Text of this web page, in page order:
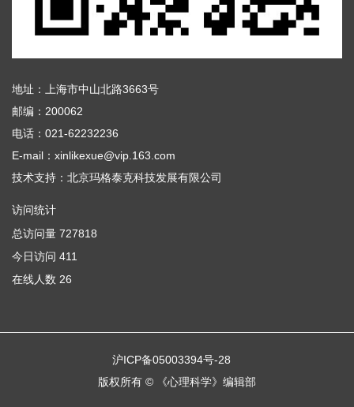
地址：上海市中山北路3663号
邮编：200062
电话：021-62232236
E-mail：xinlikexue@vip.163.com
技术支持： 北京玛格泰克科技发展有限公司
访问统计
总访问量 727818
今日访问 411
在线人数 26
沪ICP备05003394号-28
版权所有 © 《心理科学》编辑部